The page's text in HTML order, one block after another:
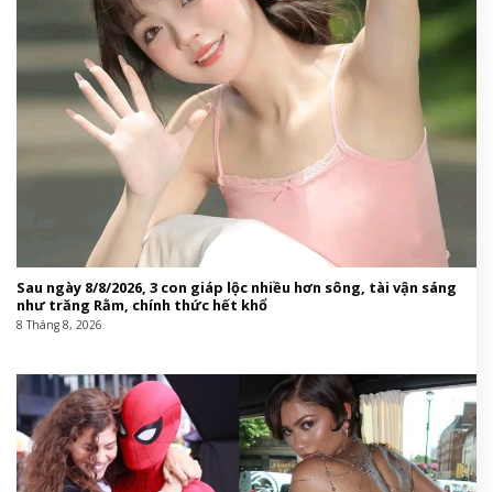
Sau ngày 8/8/2026, 3 con giáp lộc nhiều hơn sông, tài vận sáng
như trăng Rằm, chính thức hết khổ
8 Tháng 8, 2026